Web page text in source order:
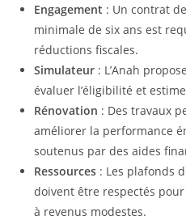
Engagement : Un contrat
minimale de six ans est
réductions fiscales.
Simulateur : L’Anah
évaluer l’éligibilité et
Rénovation : Des travaux
améliorer la performance
soutenus par des aides
Ressources : Les plafonds
doivent être respectés
à revenus modestes.